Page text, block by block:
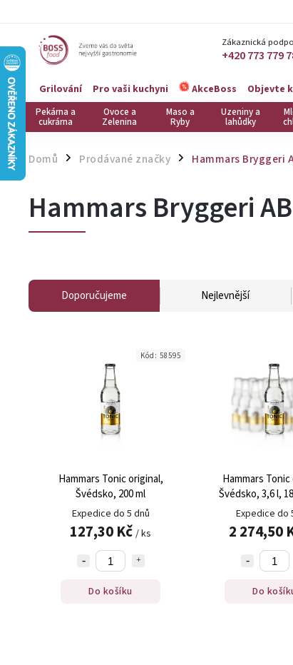
Zákaznická
+420 773 779
Grilování Pro vaši kuchyni AkceBoss Objevte
Pekárna a
cukrárna
Ovoce a
Zelenina
Maso a
Ryby
Uzeniny a
lahůdky
Domů / Prodávané značky / Hammars Bryggeri
Hammars Bryggeri AB
Doporučujeme Nejlevnější
Hammars Tonic original,
Švédsko, 200 ml
Expedice do 5 dnů
127,30 Kč / ks
Do košíku
Kód: 58595
Hammars
Švédsko, 3,6 l,
Expedice do
2 274,50
Do